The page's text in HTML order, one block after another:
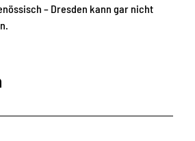
– Dresden kann gar nicht